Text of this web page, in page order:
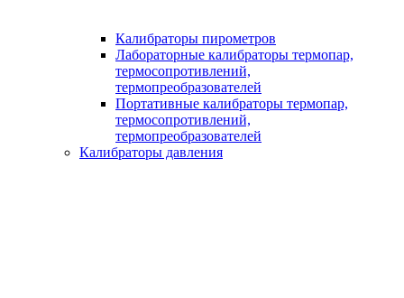
Калибраторы пирометров
Лабораторные калибраторы термопар,
термосопротивлений,
термопреобразователей
Портативные калибраторы термопар,
термосопротивлений,
термопреобразователей
Калибраторы давления